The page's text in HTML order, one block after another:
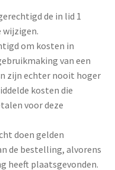
de in lid 1
om kosten in
van een
zijn echter nooit hoger
kosten die
voor deze
doen gelden
de bestelling, alvorens
heeft plaatsgevonden.